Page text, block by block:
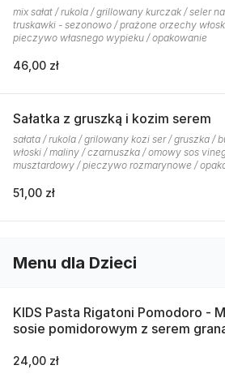
mix sałat / rukola / grillowany kurczak / seler
truskawki - sezonowo / prażone orzechy
pieczywo własnego wypieku / opakowanie
46,00 zł
Sałatka z gruszką i kozim serem
sałata / rukola / grilowany kozi ser / gruszka /
włoski / maliny / czarnuszka / omowy sos
musztardowy / pieczywo rozmarynowe /
51,00 zł
Menu dla Dzieci
KIDS Pasta Rigatoni Pomodoro -
sosie pomidorowym z serem
24,00 zł